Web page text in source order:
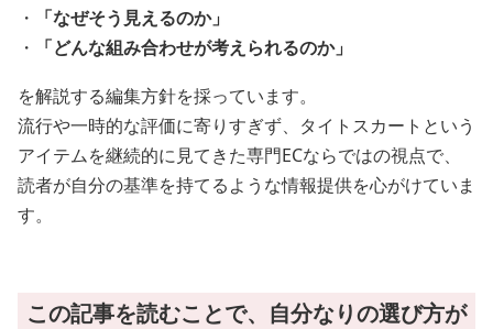
・
「なぜそう見えるのか」
・
「どんな組み合わせが考えられるのか」
を解説する編集方針を採っています。
流行や一時的な評価に寄りすぎず、タイトスカートという
アイテムを継続的に見てきた専門ECならではの視点で、
読者が自分の基準を持てるような情報提供を心がけていま
す。
この記事を読むことで、自分なりの選び方が